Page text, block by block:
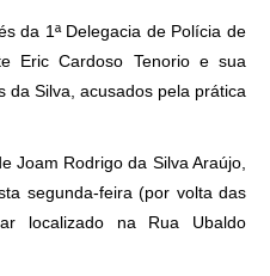
da 1ª Delegacia de Polícia de
Eric Cardoso Tenorio e sua
da Silva, acusados pela prática
Joam Rodrigo da Silva Araújo,
segunda-feira (por volta das
localizado na Rua Ubaldo